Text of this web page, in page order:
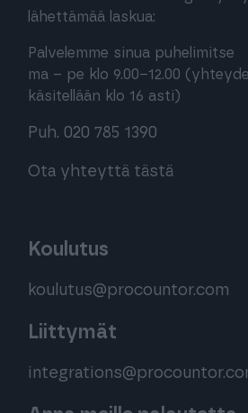
lähettämää laskua:
Palvelemme sinua puhelimitse
ma – pe klo 9.00–12.00
käsitellään klo 16 asti)
Puh. 020 785 1390
Ota yhteyttä tästä
Koulutus
koulutus@procountor.com
Liittymät